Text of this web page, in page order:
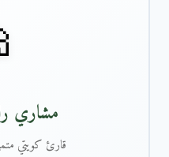
مشاري
قارئ كويتي